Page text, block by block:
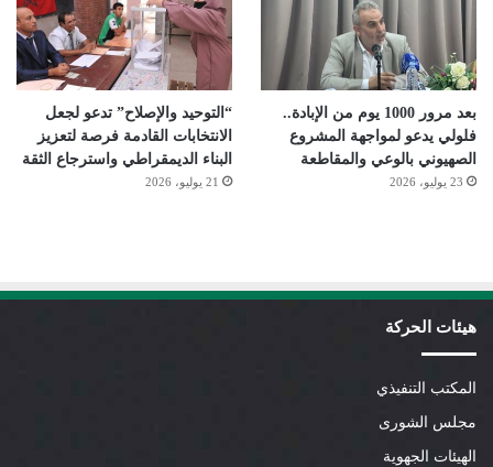
بعد مرور 1000 يوم من الإبادة..
فلولي يدعو لمواجهة المشروع
الصهيوني بالوعي والمقاطعة
23 يوليو، 2026
“التوحيد والإصلاح” تدعو لجعل
الانتخابات القادمة فرصة لتعزيز
البناء الديمقراطي واسترجاع الثقة
21 يوليو، 2026
هيئات الحركة
المكتب التنفيذي
مجلس الشورى
الهيئات الجهوية